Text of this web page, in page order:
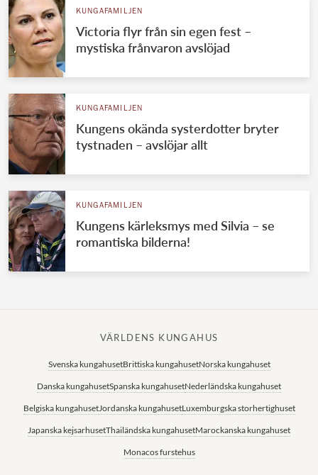
KUNGAFAMILJEN
Victoria flyr från sin egen fest –
mystiska frånvaron avslöjad
KUNGAFAMILJEN
Kungens okända systerdotter bryter
tystnaden – avslöjar allt
KUNGAFAMILJEN
Kungens kärleksmys med Silvia – se
romantiska bilderna!
VÄRLDENS KUNGAHUS
Svenska kungahusetBrittiska kungahusetNorska kungahuset
Danska kungahusetSpanska kungahusetNederländska kungahuset
Belgiska kungahusetJordanska kungahusetLuxemburgska storhertighuset
Japanska kejsarhusetThailändska kungahusetMarockanska kungahuset
Monacos furstehus